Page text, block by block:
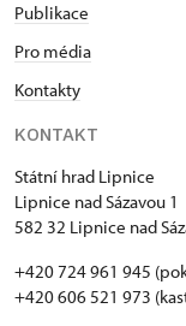
Publikace
Pro média
Kontakty
KONTAKT
Státní hrad Lipnice
Lipnice nad Sázavou 1
582 32 Lipnice nad
+420 724 961 945
+420 606 521 973